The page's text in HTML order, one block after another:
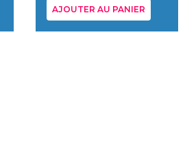
AJOUTER AU PANIER